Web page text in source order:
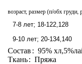
возраст, размер (п/обх груди,
7-8 лет; 18-122,128
9-10 лет; 20-134,140
Состав: 95%
Ткань: Пряжа